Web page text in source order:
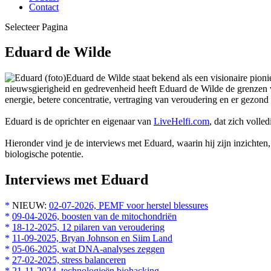
Contact
Selecteer Pagina
Eduard de Wilde
Eduard de Wilde staat bekend als een visionaire
nieuwsgierigheid en gedrevenheid heeft Eduard de Wilde de
energie, betere concentratie, vertraging van veroudering en er
Eduard is de oprichter en eigenaar van LiveHelfi.com, dat zich
Hieronder vind je de interviews met Eduard, waarin hij zijn
biologische potentie.
Interviews met Eduard
* NIEUW: 02-07-2026, PEMF voor herstel blessures
* 09-04-2026, boosten van de mitochondriën
* 18-12-2025, 12 pilaren van veroudering
* 11-09-2025, Bryan Johnson en Siim Land
* 05-06-2025, wat DNA-analyses zeggen
* 27-02-2025, stress balanceren